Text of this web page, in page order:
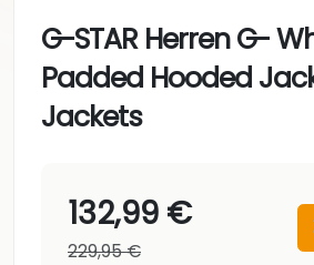
G-STAR Herren G-
Padded Hooded
Jackets
132,99 €
229,95 €